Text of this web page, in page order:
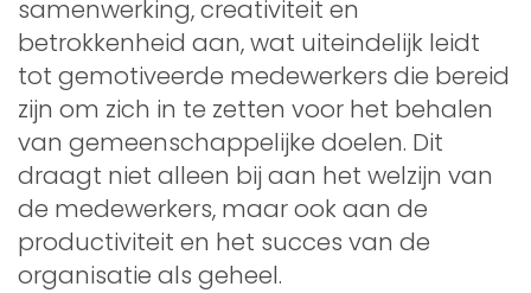
samenwerking, creativiteit en
betrokkenheid aan, wat uiteindelijk leidt
tot gemotiveerde medewerkers die bereid
zijn om zich in te zetten voor het behalen
van gemeenschappelijke doelen. Dit
draagt niet alleen bij aan het welzijn van
de medewerkers, maar ook aan de
productiviteit en het succes van de
organisatie als geheel.